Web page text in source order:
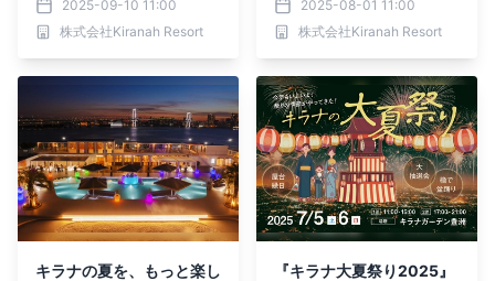
（土）・5日（日）【キラ
ナガーデン豊洲】
2025-09-10 11:00
株式会社Kiranah Resort
（金）【キラナガーデン豊
洲】
2025-08-01 11:00
株式会社Kiranah Resort
キラナの夏を、もっと楽し
『キラナ大夏祭り2025』